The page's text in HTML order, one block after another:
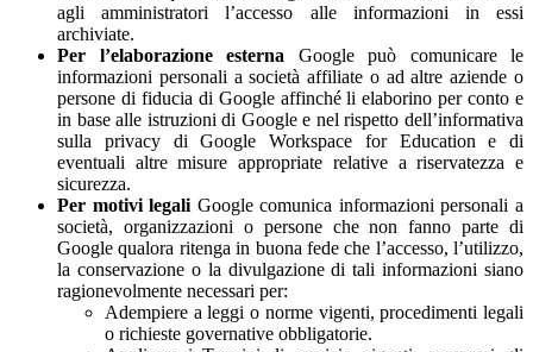
agli amministratori l’accesso alle informazioni in essi
archiviate.
Per l’elaborazione esterna
Google può comunicare le
informazioni personali a società affiliate o ad altre aziende o
persone di fiducia di Google affinché li elaborino per conto e
in base alle istruzioni di Google e nel rispetto dell’informativa
sulla privacy di Google Workspace for Education e di
eventuali altre misure appropriate relative a riservatezza e
sicurezza.
Per motivi legali Google comunica informazioni personali a
società, organizzazioni o persone che non fanno parte di
Google qualora ritenga in buona fede che l’accesso, l’utilizzo,
la conservazione o la divulgazione di tali informazioni siano
ragionevolmente necessari per:
Adempiere a leggi o norme vigenti, procedimenti legali
o richieste governative obbligatorie.